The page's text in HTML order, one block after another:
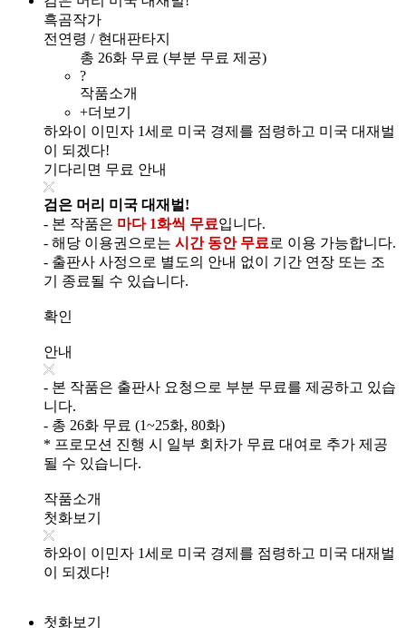
흑곰작가
전연령 / 현대판타지
총 26화 무료 (부분 무료 제공)
?
작품소개
+더보기
하와이 이민자 1세로 미국 경제를 점령하고 미국 대재벌
이 되겠다!
기다리면 무료 안내
검은 머리 미국 대재벌!
- 본 작품은 마다 1화씩 무료입니다.
- 해당 이용권으로는 시간 동안 무료 로 이용 가능합니다.
- 출판사 사정으로 별도의 안내 없이 기간 연장 또는 조
기 종료될 수 있습니다.
확인
안내
- 본 작품은 출판사 요청으로 부분 무료를 제공하고 있습
니다.
- 총 26화 무료 (1~25화, 80화)
* 프로모션 진행 시 일부 회차가 무료 대여로 추가 제공
될 수 있습니다.
작품소개
첫화보기
하와이 이민자 1세로 미국 경제를 점령하고 미국 대재벌
이 되겠다!
첫화보기